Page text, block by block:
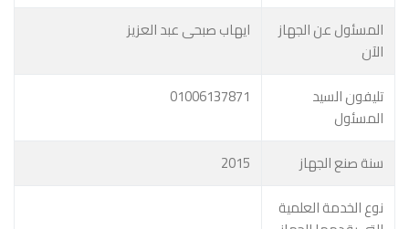
المسئول عن الجهاز
الآن
ايهاب صبحى عبد العزيز
تليفون السيد
المسئول
01006137871
سنة صنع الجهاز
2015
نوع الخدمة العلمية